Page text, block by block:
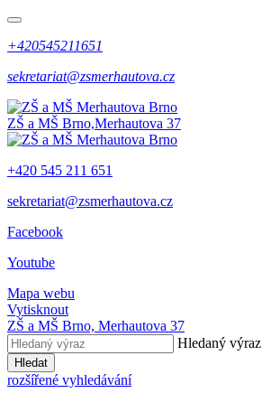
+420545211651
sekretariat@zsmerhautova.cz
ZŠ a MŠ Brno,Merhautova 37
+420 545 211 651
sekretariat@zsmerhautova.cz
Facebook
Youtube
Mapa webu
Vytisknout
ZŠ a MŠ Brno, Merhautova 37
Hledaný výraz
Hledat
rozšířené vyhledávání